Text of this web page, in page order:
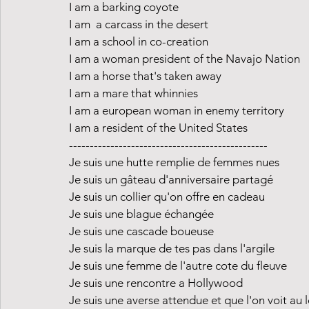
I am a barking coyote
I am  a carcass in the desert
I am a school in co-creation
I am a woman president of the Navajo Nation
I am a horse that's taken away
I am a mare that whinnies
I am a european woman in enemy territory
I am a resident of the United States
------------------------------------------------
Je suis une hutte remplie de femmes nues
Je suis un gâteau d'anniversaire partagé
Je suis un collier qu'on offre en cadeau
Je suis une blague échangée
Je suis une cascade boueuse
Je suis la marque de tes pas dans l'argile
Je suis une femme de l'autre cote du fleuve
Je suis une rencontre a Hollywood
Je suis une averse attendue et que l'on voit au